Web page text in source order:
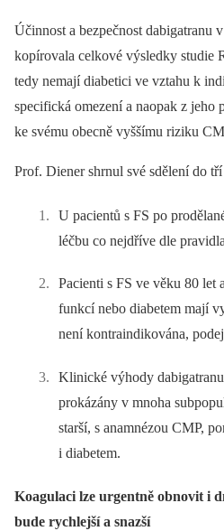
Účinnost a bezpečnost dabigatranu
kopírovala celkové výsledky studie
tedy nemají diabetici ve vztahu k
specifická omezení a naopak z
ke svému obecně vyššímu riziku
Prof. Diener shrnul své sdělení do
U pacientů s FS po
léčbu co nejdříve dle
Pacienti s FS ve věku 80 let
funkcí nebo diabetem mají
není kontraindikována,
Klinické výhody
prokázány v mnoha
starší, s anamnézou CMP,
i diabetem.
Koagulaci lze urgentně obnovit i
bude rychlejší a snazší